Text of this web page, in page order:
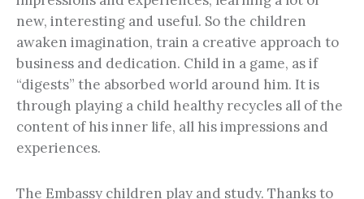
new, interesting and useful. So the children
awaken imagination, train a creative approach to
business and dedication. Child in a game, as if
“digests” the absorbed world around him. It is
through playing a child healthy recycles all of the
content of his inner life, all his impressions and
experiences.
The Embassy children play and study. Thanks to